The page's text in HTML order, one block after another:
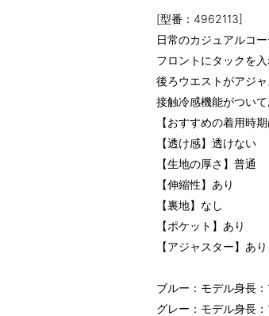
[型番：4962113]
日常のカジュアルコ
フロントにタックを
後ろウエストがアジ
接触冷感機能がつい
【おすすめの着用時
【透け感】透けない
【生地の厚さ】普通
【伸縮性】あり
【裏地】なし
【ポケット】あり
【アジャスター】あり
ブルー：モデル身長
グレー：モデル身長